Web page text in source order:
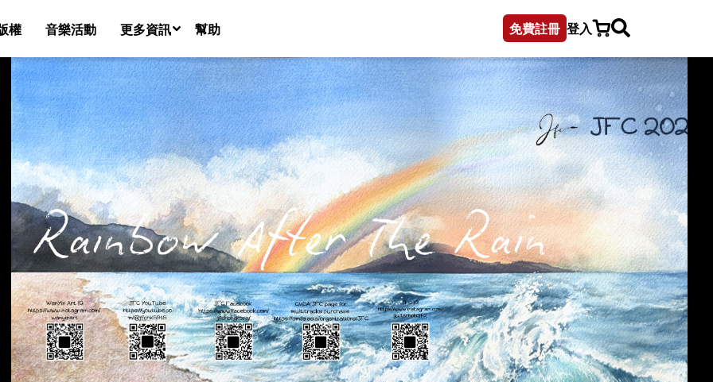
權 音樂活動 更多資訊
音樂團隊名錄
新聞
課程
共享空間
幫助 免費註冊 登入